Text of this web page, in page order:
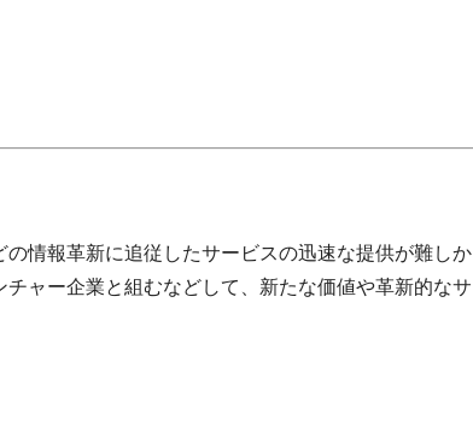
情報革新に追従したサービスの迅速な提供が難しか
ャー企業と組むなどして、新たな価値や革新的なサ